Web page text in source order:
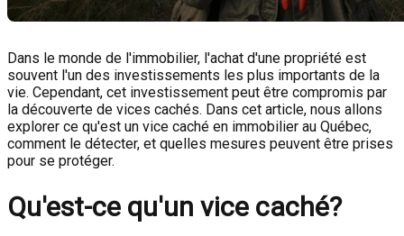
Dans le monde de l'immobilier, l'achat d'une propriété est
souvent l'un des investissements les plus importants de la
vie. Cependant, cet investissement peut être compromis par
la découverte de vices cachés. Dans cet article, nous allons
explorer ce qu'est un vice caché en immobilier au Québec,
comment le détecter, et quelles mesures peuvent être prises
pour se protéger.
Qu'est-ce qu'un vice caché?